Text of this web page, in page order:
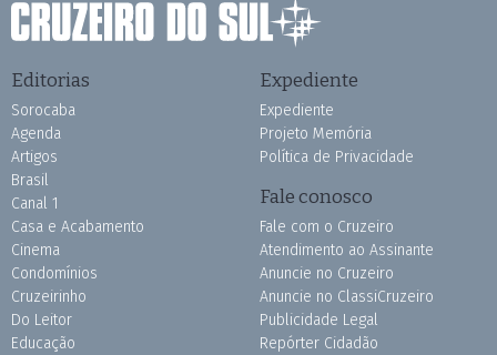
Editorias
Sorocaba
Agenda
Artigos
Brasil
Canal 1
Casa e Acabamento
Cinema
Condomínios
Cruzeirinho
Do Leitor
Educação
Expediente
Expediente
Projeto Memória
Política de Privacidade
Fale conosco
Fale com o Cruzeiro
Atendimento ao Assinante
Anuncie no Cruzeiro
Anuncie no ClassiCruzeiro
Publicidade Legal
Repórter Cidadão